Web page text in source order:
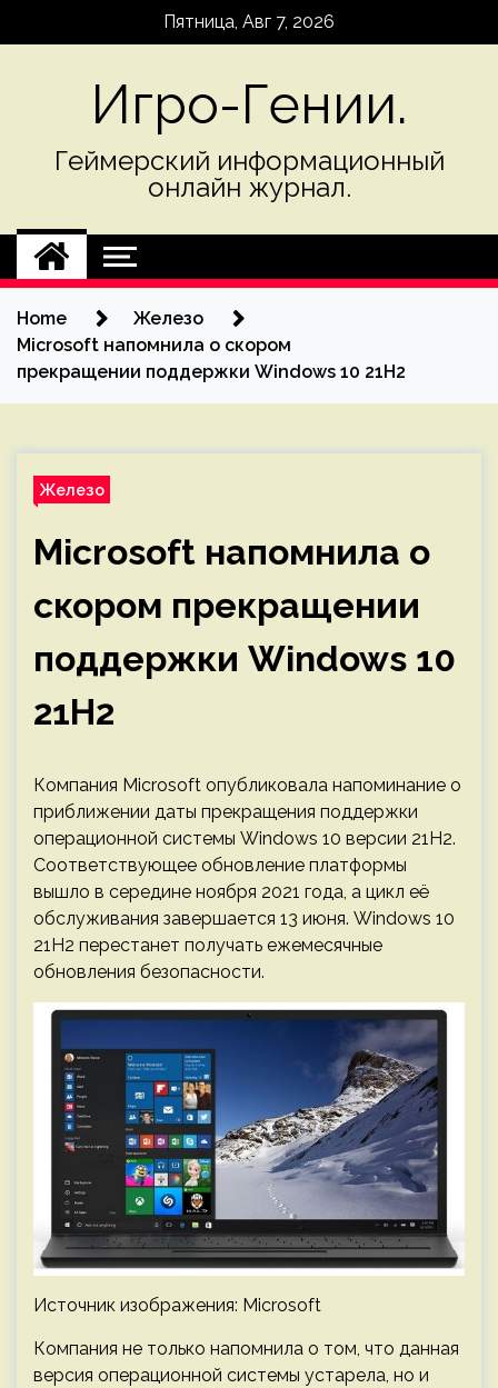
Пятница, Авг 7, 2026
Игро-Гении.
Геймерский информационный
онлайн журнал.
Home
Железо
Microsoft напомнила о скором
прекращении поддержки Windows 10 21H2
Железо
Microsoft напомнила о
скором прекращении
поддержки Windows 10
21H2
Компания Microsoft опубликовала напоминание о
приближении даты прекращения поддержки
операционной системы Windows 10 версии 21H2.
Соответствующее обновление платформы
вышло в середине ноября 2021 года, а цикл её
обслуживания завершается 13 июня. Windows 10
21H2 перестанет получать ежемесячные
обновления безопасности.
Источник изображения: Microsoft
Компания не только напомнила о том, что данная
версия операционной системы устарела, но и